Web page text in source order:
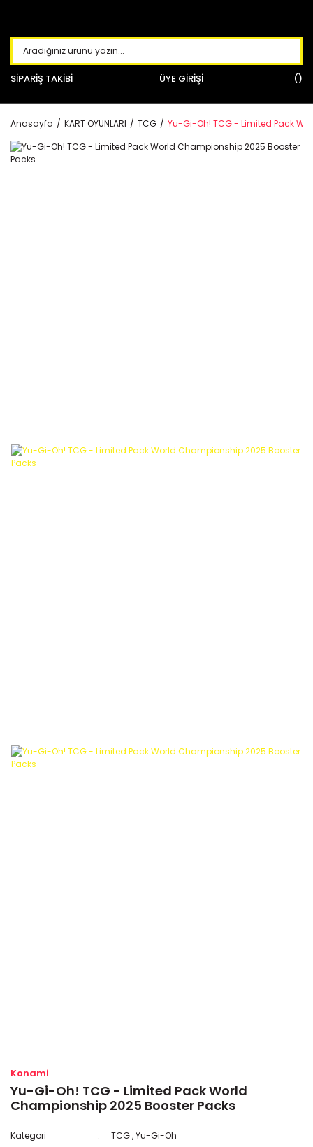
SİPARİŞ TAKİBİ ÜYE GİRİŞİ
Anasayfa KART OYUNLARI TCG Yu-Gi-Oh! TCG - Limited Pack
Konami
Yu-Gi-Oh! TCG - Limited Pack World
Championship 2025 Booster Packs
Kategori TCG,Yu-Gi-Oh